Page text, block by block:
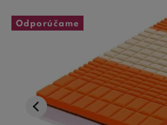
Odporúčame